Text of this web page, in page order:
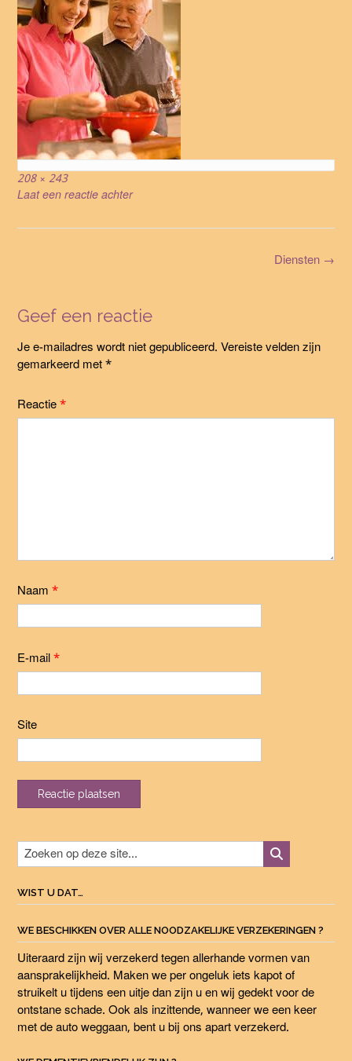
Volledige
grootte
208 × 243
Laat een reactie achter
Diensten →
Geef een reactie
Je e-mailadres wordt niet gepubliceerd.Vereiste velden zijn
gemarkeerd met*
Reactie*
Naam*
E-mail*
Site
WIST U DAT…
WE BESCHIKKEN OVER ALLE NOODZAKELIJKE VERZEKERINGEN ?
Uiteraard zijn wij verzekerd tegen allerhande vormen van
aansprakelijkheid. Maken we per ongeluk iets kapot of
struikelt u tijdens een uitje dan zijn u en wij gedekt voor de
ontstane schade. Ook als inzittende, wanneer we een keer
met de auto weggaan, bent u bij ons apart verzekerd.